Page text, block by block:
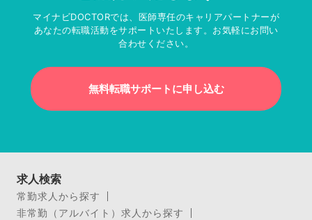
マイナビDOCTORでは、医師専任のキャリアパートナーが
あなたの転職活動をサポートいたします。お気軽にお問い
合わせください。
無料転職サポートに申し込む
求人検索
常勤求人から探す
非常勤（アルバイト）求人から探す